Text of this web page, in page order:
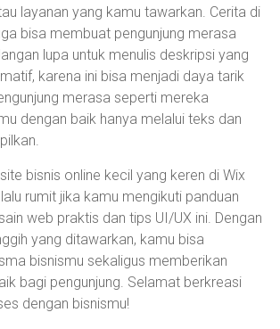
layanan yang kamu tawarkan. Cerita di
bisa membuat pengunjung merasa
lupa untuk menulis deskripsi yang
karena ini bisa menjadi daya tarik
merasa seperti mereka
dengan baik hanya melalui teks dan
bisnis online kecil yang keren di Wix
rumit jika kamu mengikuti panduan
web praktis dan tips UI/UX ini. Dengan
yang ditawarkan, kamu bisa
bisnismu sekaligus memberikan
bagi pengunjung. Selamat berkreasi
dengan bisnismu!